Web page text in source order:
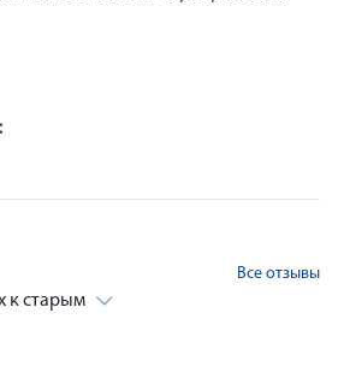
Все отзывы
к старым